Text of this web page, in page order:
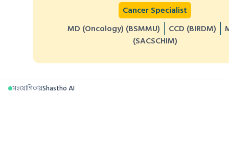
Cancer Specialist
MD (Oncology) (BSMMU)
CCD (BIRDM)
(SACSCHIM)
সহযোগিতায়Shastho AI